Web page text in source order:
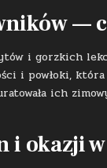
—
i gorzkich
i powłoki,
ich
i okazji